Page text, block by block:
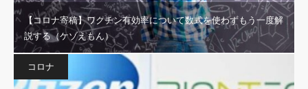
【コロナ寄稿】ワクチン有効率について数式を使わずもう一度解
説する（ケゾえもん）
コロナ